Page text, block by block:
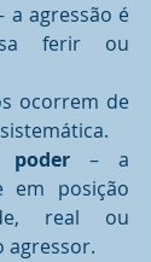
a agressão é
ferir ou
ocorrem de
poder – a
em posição
real ou
agressor.